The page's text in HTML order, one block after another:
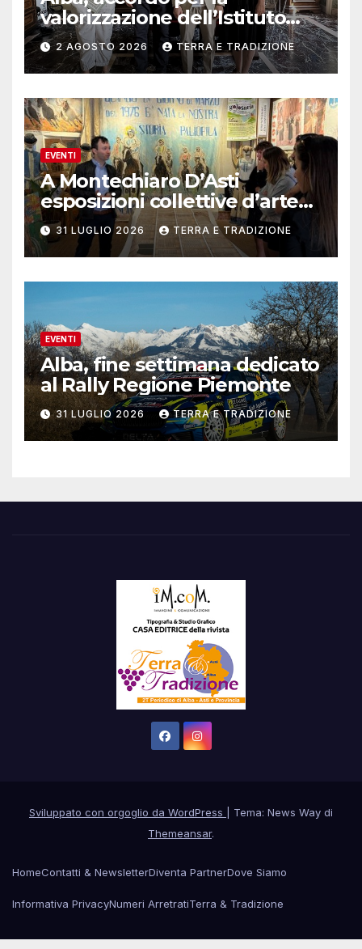
valorizzazione dell’Istituto
musicale Rocca
2 AGOSTO 2026 TERRA E TRADIZIONE
EVENTI
A Montechiaro D’Asti
esposizioni collettive d’arte
contemporanea
31 LUGLIO 2026 TERRA E TRADIZIONE
EVENTI
Alba, fine settimana dedicato
al Rally Regione Piemonte
31 LUGLIO 2026 TERRA E TRADIZIONE
Sviluppato con orgoglio da WordPress
Tema: News Way di
Themeansar.
HomeContatti & NewsletterDiventa PartnerDove Siamo
Informativa PrivacyNumeri ArretratiTerra & Tradizione